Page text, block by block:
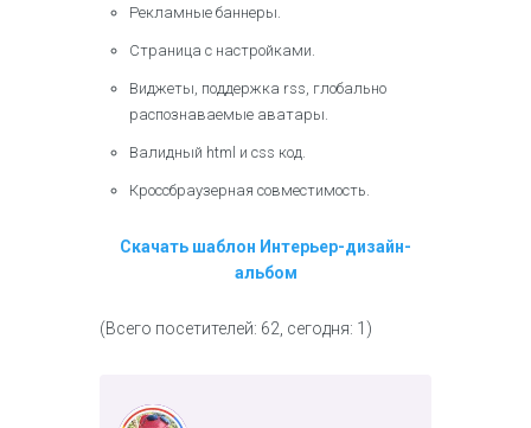
Рекламные баннеры.
Страница с настройками.
Виджеты, поддержка rss, глобально
распознаваемые аватары.
Валидный html и css код.
Кроссбраузерная совместимость.
Скачать шаблон Интерьер-дизайн-
альбом
(Всего посетителей: 62, сегодня: 1)